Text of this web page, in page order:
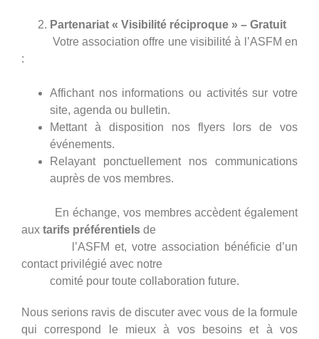
Partenariat « Visibilité réciproque » – Gratuit
Votre association offre une visibilité à l’ASFM en
:
Affichant nos informations ou activités sur votre
site, agenda ou bulletin.
Mettant à disposition nos flyers lors de vos
événements.
Relayant ponctuellement nos communications
auprès de vos membres.
En échange, vos membres accèdent également
aux tarifs préférentiels de
l’ASFM et, votre association bénéficie d’un
contact privilégié avec notre
comité pour toute collaboration future.
Nous serions ravis de discuter avec vous de la formule
qui correspond le mieux à vos besoins et à vos